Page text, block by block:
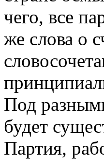
чего, все
же слова о
Под
будет
Партия,